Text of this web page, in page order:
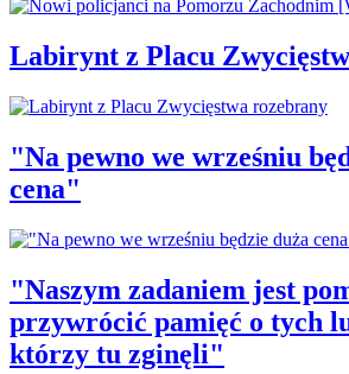
Labirynt z Placu
"Na pewno we wrześniu
cena"
"Naszym zadaniem jest
przywrócić pamięć o tych
którzy tu zginęli"